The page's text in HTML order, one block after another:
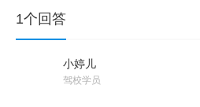
1个回答
小婷儿
驾校学员